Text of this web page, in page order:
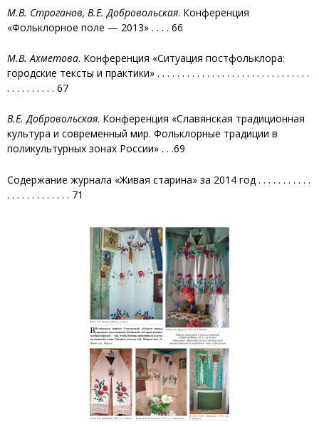
М.В. Строганов, В.Е. Добровольская. Конференция
«Фольклорное поле — 2013» . . . . 66
М.В. Ахметова. Конференция «Ситуация постфольклора:
городские тексты и практики» . . . . . . . . . . . . . . . . . . . . . . . . . . . . . . .
. . . . . . . . . . 67
В.Е. Добровольская. Конференция «Славянская традиционная
культура и современный мир. Фольклорные традиции в
поликультурных зонах России» . . .69
Содержание журнала «Живая старина» за 2014 год . . . . . . . . . . .
. . . . . . . . . . . . . 71